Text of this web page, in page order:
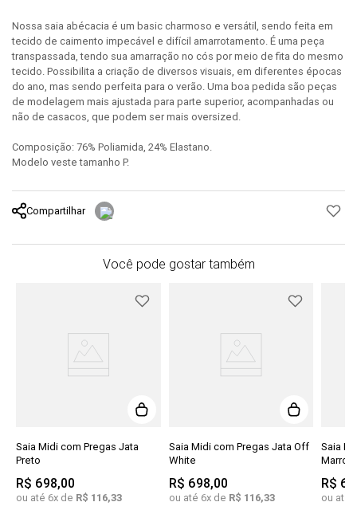
Nossa saia abécacia é um basic charmoso e versátil, sendo feita em
tecido de caimento impecável e difícil amarrotamento. É uma peça
transpassada, tendo sua amarração no cós por meio de fita do mesmo
tecido. Possibilita a criação de diversos visuais, em diferentes épocas
do ano, mas sendo perfeita para o verão. Uma boa pedida são peças
de modelagem mais ajustada para parte superior, acompanhadas ou
não de casacos, que podem ser mais oversized.
Composição: 76% Poliamida, 24% Elastano.
Modelo veste tamanho P.
Compartilhar
Você pode gostar também
Saia Midi com Pregas Jata
Preto
R$ 698,00
ou até 6x de R$ 116,33
Saia Midi com Pregas Jata Off
White
R$ 698,00
ou até 6x de R$ 116,33
Saia
R$
ou até